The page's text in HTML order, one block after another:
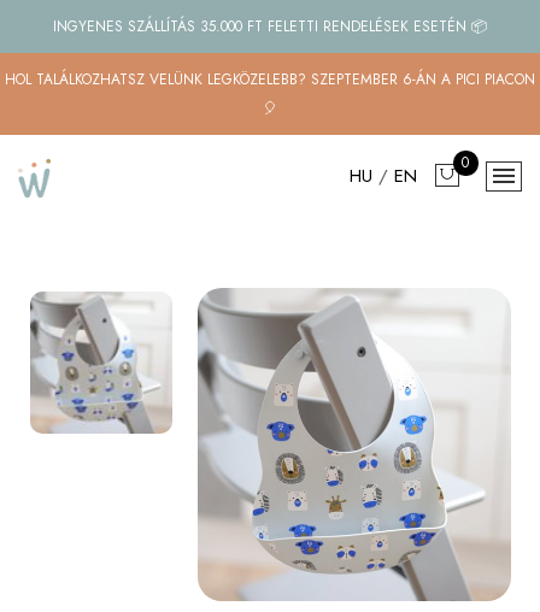
INGYENES SZÁLLÍTÁS 35.000 FT FELETTI RENDELÉSEK ESETÉN 📦
HOL TALÁLKOZHATSZ VELÜNK LEGKÖZELEBB? SZEPTEMBER 6-ÁN A PICI PIACON
🎈
HU / EN 0